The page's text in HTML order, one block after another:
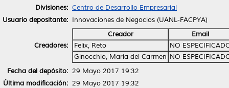
Divisiones: Centro de Desarrollo Empresarial
Usuario depositante: Innovaciones de Negocios (UANL-FACPYA)
Creadores:
Creador
Email
Felix, Reto
NO
Ginocchio, María del Carmen NO
Fecha del depósito: 29 Mayo 2017 19:32
Última modificación: 29 Mayo 2017 19:32